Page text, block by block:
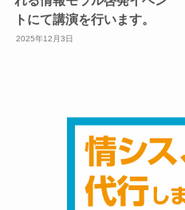
トにて講演を行います。
2025年12月3日